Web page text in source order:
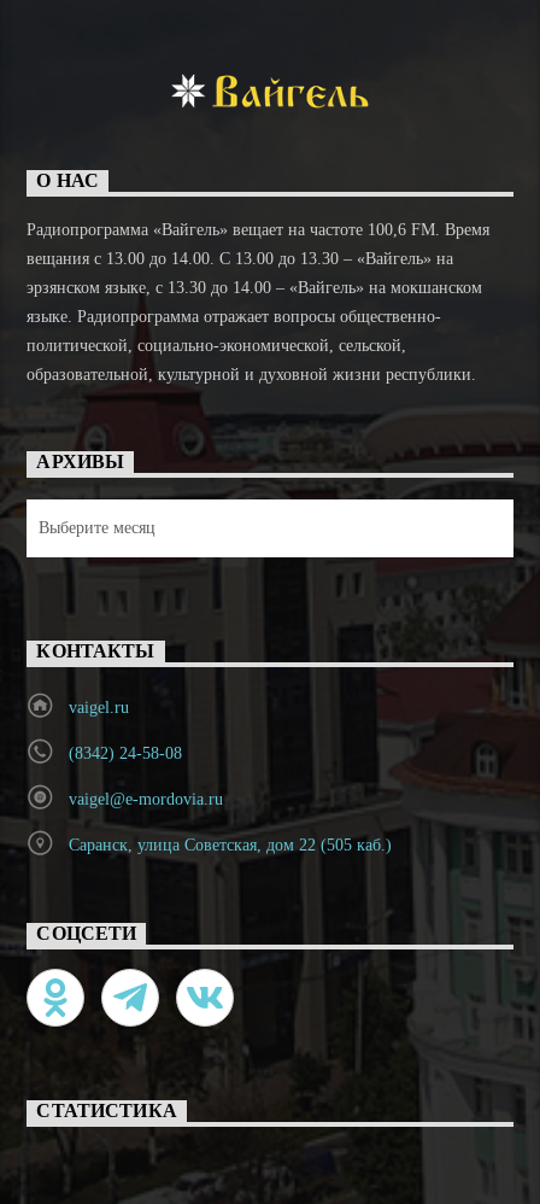
О НАС
Радиопрограмма «Вайгель» вещает на частоте 100,6 FM. Время
вещания с 13.00 до 14.00. C 13.00 до 13.30 – «Вайгель» на
эрзянском языке, с 13.30 до 14.00 – «Вайгель» на мокшанском
языке. Радиопрограмма отражает вопросы общественно-
политической, социально-экономической, сельской,
образовательной, культурной и духовной жизни республики.
АРХИВЫ
КОНТАКТЫ
vaigel.ru
(8342) 24-58-08
vaigel@e-mordovia.ru
Саранск, улица Советская, дом 22 (505 каб.)
СОЦСЕТИ
СТАТИСТИКА